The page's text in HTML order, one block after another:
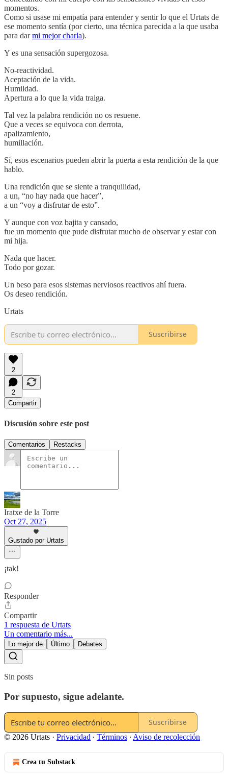
momentos.
Como si usase mi empatía para entender y sentir lo que el Urtats de
ese momento sentía (por cierto, una técnica parecida a la que usaba
para darmi mejor charla).
Y es una sensación supergozosa.
No-reactividad.
Aceptación de la vida.
Humildad.
Apertura a lo que la vida traiga.
Tal vez la palabra rendición no os resuene.
Que a veces se equivoca con derrota,
apalizamiento,
humillación.
Sí, esos escenarios pueden abrir la puerta a esta rendición de la que
hablo.
Una rendición que se siente a tranquilidad,
a un, “no hay nada que hacer”,
a un “voy a disfrutar de esto”.
Y aunque con voz bajita y cansado,
fue un momento que pude disfrutar mucho de observar y estar con
mi hija.
Nada que hacer.
Todo por gozar.
Un beso para esos sistemas nerviosos reactivos ahí fuera.
Os deseo rendición.
Urtats
Suscribirse
2
2
Compartir
Discusión sobre este post
Comentarios Restacks
Iratxe de la Torre
Oct 27, 2025
Gustado por Urtats
¡tak!
Responder
Compartir
1 respuesta de Urtats
Un comentario más...
Lo mejor de Último Debates
Sin posts
Por supuesto, sigue adelante.
Suscribirse
© 2026 Urtats · Privacidad ∙ Términos ∙ Aviso de recolección
Crea tu Substack